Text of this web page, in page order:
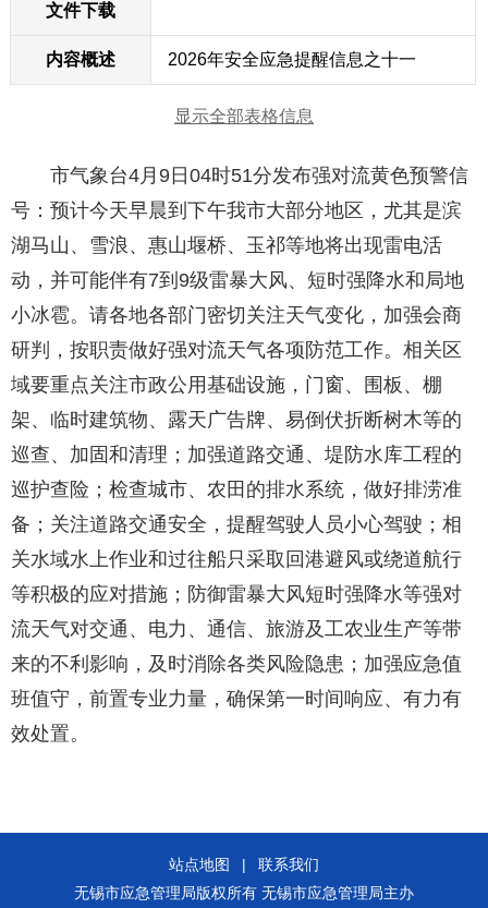
文件下载
内容概述 2026年安全应急提醒信息之十一
显示全部表格信息
市气象台4月9日04时51分发布强对流黄色预警信
号：预计今天早晨到下午我市大部分地区，尤其是滨
湖马山、雪浪、惠山堰桥、玉祁等地将出现雷电活
动，并可能伴有7到9级雷暴大风、短时强降水和局地
小冰雹。请各地各部门密切关注天气变化，加强会商
研判，按职责做好强对流天气各项防范工作。相关区
域要重点关注市政公用基础设施，门窗、围板、棚
架、临时建筑物、露天广告牌、易倒伏折断树木等的
巡查、加固和清理；加强道路交通、堤防水库工程的
巡护查险；检查城市、农田的排水系统，做好排涝准
备；关注道路交通安全，提醒驾驶人员小心驾驶；相
关水域水上作业和过往船只采取回港避风或绕道航行
等积极的应对措施；防御雷暴大风短时强降水等强对
流天气对交通、电力、通信、旅游及工农业生产等带
来的不利影响，及时消除各类风险隐患；加强应急值
班值守，前置专业力量，确保第一时间响应、有力有
效处置。
站点地图 |
联系我们
无锡市应急管理局版权所有 无锡市应急管理局主办